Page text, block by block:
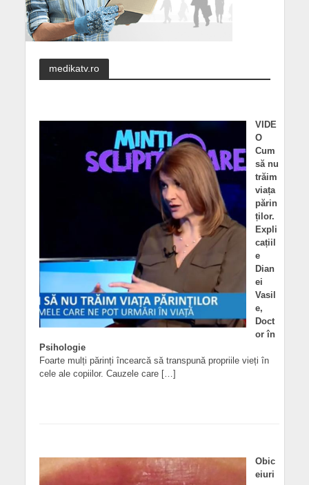
medikatv.ro
VIDE
O
Cum
să nu
trăim
viața
părin
ților.
Expli
cațiil
e
Dian
ei
Vasil
e,
Doct
or în
Psihologie
Foarte mulți părinți încearcă să transpună propriile vieți în
cele ale copiilor. Cauzele care […]
Obic
eiuri